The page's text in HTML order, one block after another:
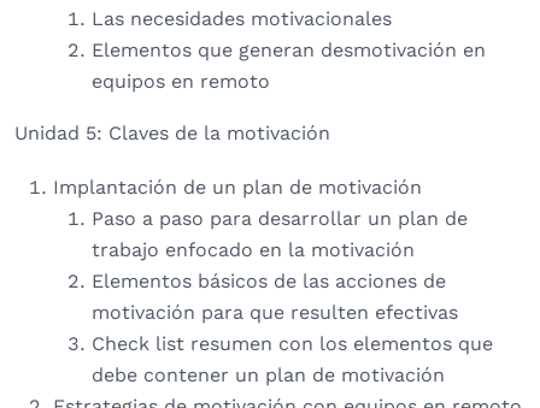
Las necesidades motivacionales
Elementos que generan desmotivación en
equipos en remoto
Unidad 5: Claves de la motivación
Implantación de un plan de motivación
Paso a paso para desarrollar un plan de
trabajo enfocado en la motivación
Elementos básicos de las acciones de
motivación para que resulten efectivas
Check list resumen con los elementos que
debe contener un plan de motivación